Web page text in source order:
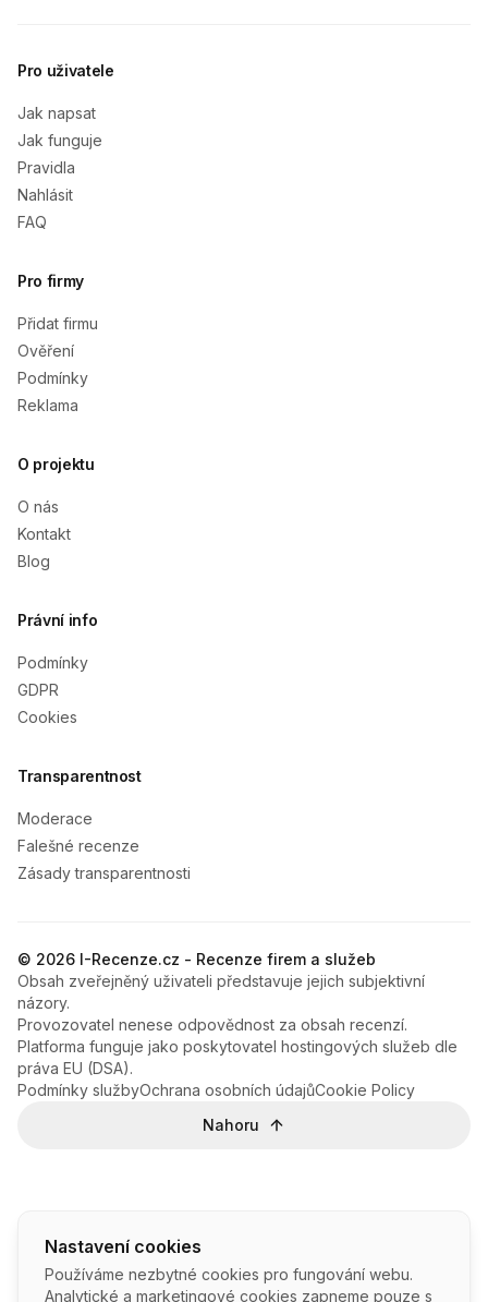
Nastavení cookies
Používáme nezbytné cookies pro fungování webu.
Analytické a marketingové cookies zapneme pouze s
Pro uživatele
Jak napsat
Jak funguje
Pravidla
Nahlásit
FAQ
Pro firmy
Přidat firmu
Ověření
Podmínky
Reklama
O projektu
O nás
Kontakt
Blog
Právní info
Podmínky
GDPR
Cookies
Transparentnost
Moderace
Falešné recenze
Zásady transparentnosti
© 2026 I-Recenze.cz - Recenze firem a služeb
Obsah zveřejněný uživateli představuje jejich subjektivní
názory.
Provozovatel nenese odpovědnost za obsah recenzí.
Platforma funguje jako poskytovatel hostingových služeb dle
práva EU (DSA).
Podmínky službyOchrana osobních údajůCookie Policy
Nahoru